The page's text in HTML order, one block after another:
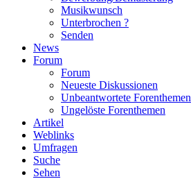
Musikwunsch
Unterbrochen ?
Senden
News
Forum
Forum
Neueste Diskussionen
Unbeantwortete Forenthemen
Ungelöste Forenthemen
Artikel
Weblinks
Umfragen
Suche
Sehen